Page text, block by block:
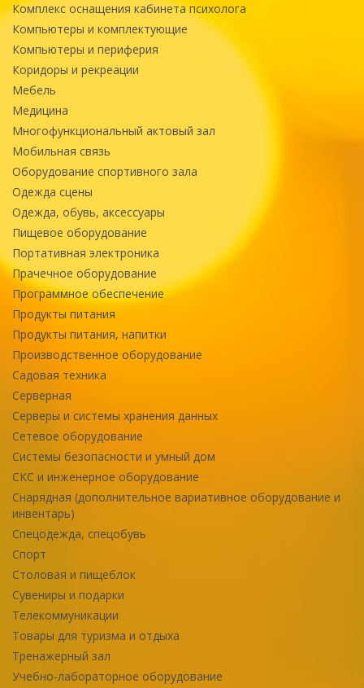
Комплекс оснащения кабинета психолога
Компьютеры и комплектующие
Компьютеры и периферия
Коридоры и рекреации
Мебель
Медицина
Многофункциональный актовый зал
Мобильная связь
Оборудование спортивного зала
Одежда сцены
Одежда, обувь, аксессуары
Пищевое оборудование
Портативная электроника
Прачечное оборудование
Программное обеспечение
Продукты питания
Продукты питания, напитки
Производственное оборудование
Садовая техника
Серверная
Серверы и системы хранения данных
Сетевое оборудование
Системы безопасности и умный дом
СКС и инженерное оборудование
Снарядная (дополнительное вариативное оборудование и
инвентарь)
Спецодежда, спецобувь
Спорт
Столовая и пищеблок
Сувениры и подарки
Телекоммуникации
Товары для туризма и отдыха
Тренажерный зал
Учебно-лабораторное оборудование